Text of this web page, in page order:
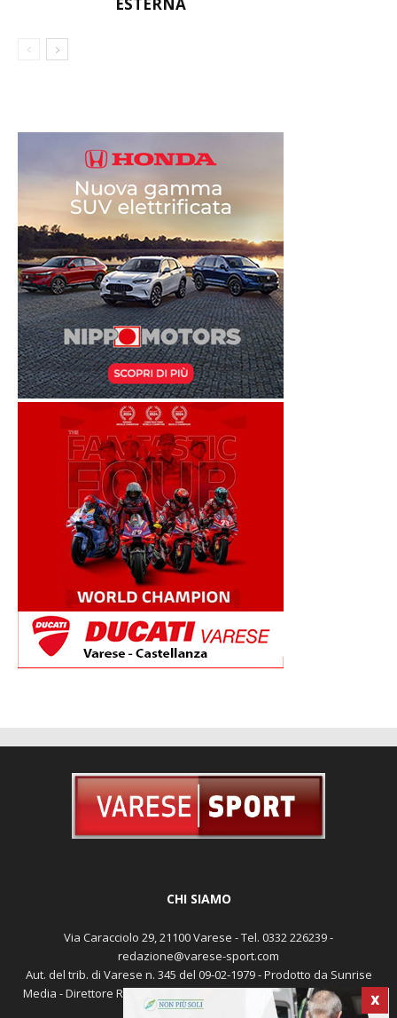
X
CHI SIAMO
Via Caracciolo 29, 21100 Varese - Tel. 0332 226239 -
redazione@varese-sport.com
Aut. del trib. di Varese n. 345 del 09-02-1979 - Prodotto da Sunrise
Media - Direttore Responsabile: Michele Marocco -Cookie policy
Pubblicità